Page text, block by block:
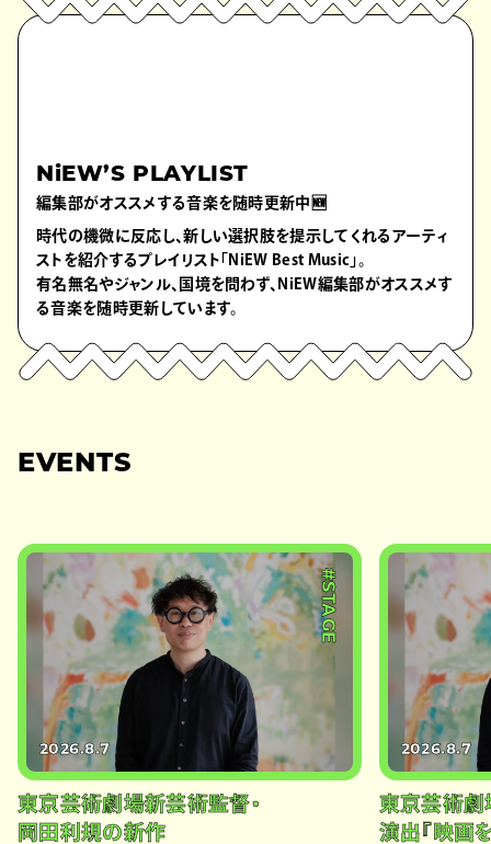
NiEW’S PLAYLIST
編集部がオススメする音楽を随時更新中🆕
時代の機微に反応し、新しい選択肢を提示してくれるアーティ
ストを紹介するプレイリスト「NiEW Best Music」。
有名無名やジャンル、国境を問わず、NiEW編集部がオススメす
る音楽を随時更新しています。
EVENTS
#STAGE
2026.8.7
東京芸術劇場新芸術監督・
岡田利規の新作
2026.8.7
東京芸術劇
演出『映画